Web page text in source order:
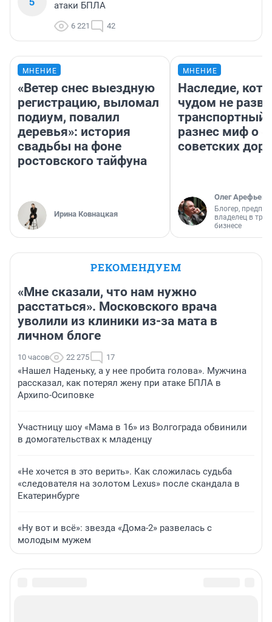
атаки БПЛА
6 221 42
МНЕНИЕ
«Ветер снес выездную
регистрацию, выломал
подиум, повалил
деревья»: история
свадьбы на фоне
ростовского тайфуна
Ирина Ковнацкая
МНЕНИЕ
Наследие,
чудом не
транспортный
разнес миф о
советских
Олег Арефьев
Блогер,
владелец в
бизнесе
РЕКОМЕНДУЕМ
«Мне сказали, что нам нужно
расстаться». Московского врача
уволили из клиники из-за мата в
личном блоге
10 часов 22 275 17
«Нашел Наденьку, а у нее пробита голова». Мужчина
рассказал, как потерял жену при атаке БПЛА в
Архипо-Осиповке
Участницу шоу «Мама в 16» из Волгограда обвинили
в домогательствах к младенцу
«Не хочется в это верить». Как сложилась судьба
«следователя на золотом Lexus» после скандала в
Екатеринбурге
«Ну вот и всё»: звезда «Дома-2» развелась с
молодым мужем